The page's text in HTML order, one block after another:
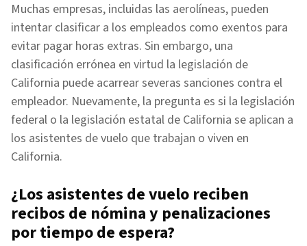
Muchas empresas, incluidas las aerolíneas, pueden
intentar clasificar a los empleados como exentos para
evitar pagar horas extras. Sin embargo, una
clasificación errónea en virtud la legislación de
California puede acarrear severas sanciones contra el
empleador. Nuevamente, la pregunta es si la legislación
federal o la legislación estatal de California se aplican a
los asistentes de vuelo que trabajan o viven en
California.
¿Los asistentes de vuelo reciben
recibos de nómina y penalizaciones
por tiempo de espera?